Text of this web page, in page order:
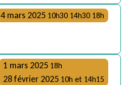
4 mars 2025 10h30 14h30 18h
1 mars 2025 18h
28 février 2025 10h et 14h15